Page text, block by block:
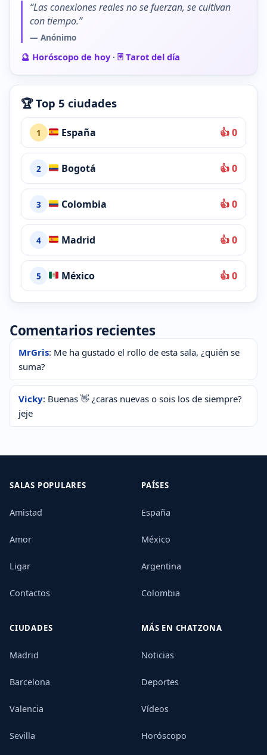
“Las conexiones reales no se fuerzan, se cultivan
con tiempo.”
— Anónimo
🔮 Horóscopo de hoy· 🃏 Tarot del día
🏆 Top 5 ciudades
1 España 👍 0
2 Bogotá 👍 0
3 Colombia 👍 0
4 Madrid 👍 0
5 México 👍 0
Comentarios recientes
MrGris: Me ha gustado el rollo de esta sala, ¿quién se
suma?
Vicky: Buenas 👋 ¿caras nuevas o sois los de siempre?
jeje
SALAS POPULARES
Amistad
Amor
Ligar
Contactos
PAÍSES
España
México
Argentina
Colombia
CIUDADES
Madrid
Barcelona
Valencia
Sevilla
MÁS EN CHATZONA
Noticias
Deportes
Vídeos
Horóscopo